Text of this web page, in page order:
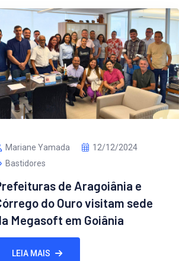
Mariane Yamada
12/12/2024
Bastidores
de Aragoiânia e
do Ouro visitam sede
Megasoft em Goiânia
LEIA MAIS